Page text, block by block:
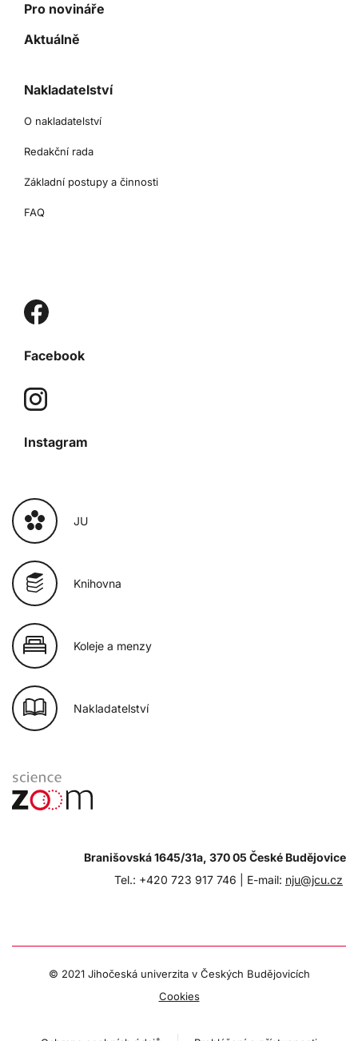
Pro novináře
Aktuálně
Nakladatelství
O nakladatelství
Redakční rada
Základní postupy a činnosti
FAQ
Facebook
Instagram
JU
Knihovna
Koleje a menzy
Nakladatelství
Branišovská 1645/31a, 370 05 České Budějovice
Tel.: +420 723 917 746 | E-mail: nju@jcu.cz
© 2021 Jihočeská univerzita v Českých Budějovicích
Cookies